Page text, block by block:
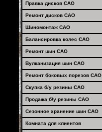
Правка дисков САО
Ремонт дисков САО
Шиномонтаж САО
Балансировка колес САО
Ремонт шин САО
Вулканизация шин САО
Ремонт боковых порезов САО
Скупка б/у резины САО
Продажа б/у резины САО
Сезонное хранение шин САО
Комната для клиентов